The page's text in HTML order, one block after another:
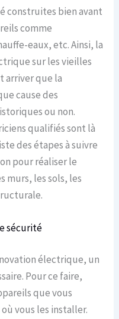
construites bien avant
comme
eaux, etc. Ainsi, la
sur les vieilles
arriver que la
cause des
ou non.
qualifiés sont là
des étapes à suivre
pour réaliser le
murs, les sols, les
sécurité
électrique, un
Pour ce faire,
que vous
vous les installer.